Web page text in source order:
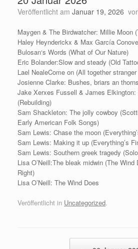
Veröffentlicht am Januar 19, 2026
Maygen & The Birdwatcher: Millie Moon
Haley Heynderickx & Max García
Bulosan‘s Words (What of Our Nature)
Eric Bolander:Slow and steady (Old
Lael NealeCome on (All together stranger
Josienne Clarke: Bushes, briars an
Jake Xerxes Fussell & James Elkington:
(Rebuilding)
Sam Shackleton: The jolly cowboy
Early American Folk Songs)
Sam Lewis: Chase the moon
Sam Lewis: Making it up (Everything’s
Sam Lewis: Southern greek tragedy
Lisa O’Neill:The bleak midwin (The Wind
Right)
Lisa O’Neill: The Wind Does
Veröffentlicht in Uncategorized.